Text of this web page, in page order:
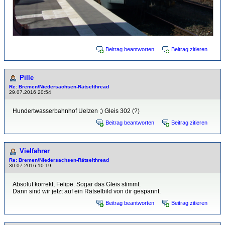
Beitrag beantworten Beitrag zitieren
Pille
Re: Bremen/Niedersachsen-Rätselthread
29.07.2016 20:54
Hundertwasserbahnhof Uelzen ;) Gleis 302 (?)
Beitrag beantworten Beitrag zitieren
Vielfahrer
Re: Bremen/Niedersachsen-Rätselthread
30.07.2016 10:19
Absolut korrekt, Felipe. Sogar das Gleis stimmt.
Dann sind wir jetzt auf ein Rätselbild von dir gespannt.
Beitrag beantworten Beitrag zitieren